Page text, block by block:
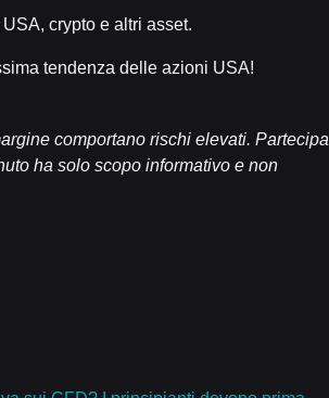
crypto e altri asset.
tendenza delle azioni USA!
comportano rischi elevati. Partecipa
ha solo scopo informativo e non